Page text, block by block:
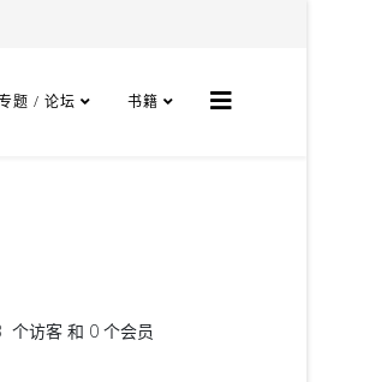
题 / 论坛 书籍
个访客 和 0 个会员